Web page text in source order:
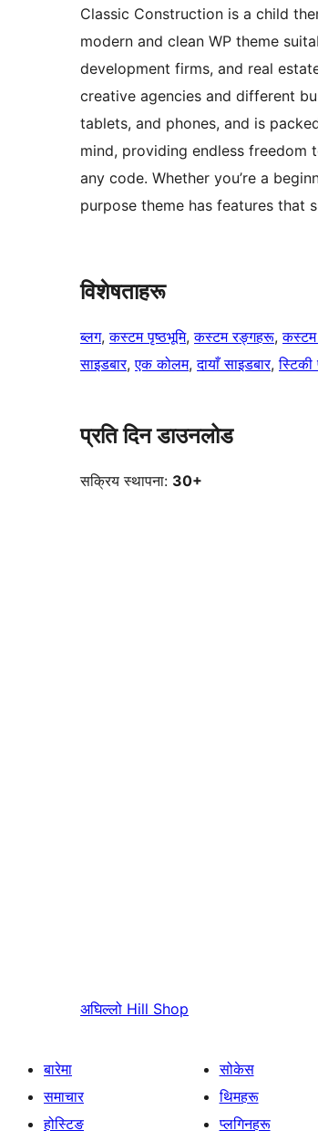
Classic Construction is a child
modern and clean WP theme
development firms, and real
creative agencies and different
tablets, and phones, and is
mind, providing endless
any code. Whether you’re a
purpose theme has features that
विशेषताहरू
ब्लग, कस्टम पृष्ठभूमि, कस्टम रङ्गहरू,
साइडबार, एक कोलम, दायाँ साइडबार, स्टिकी
प्रति दिन डाउनलोड
सक्रिय स्थापना: 30+
अघिल्लो Hill Shop
बारेमा
समाचार
होस्टिङ
सोकेस
थिमहरू
प्लगिनहरू